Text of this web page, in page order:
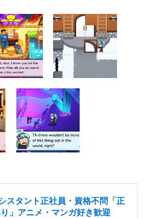
スタント正社員・資格不問「正
」アニメ・マンガ好き歓迎